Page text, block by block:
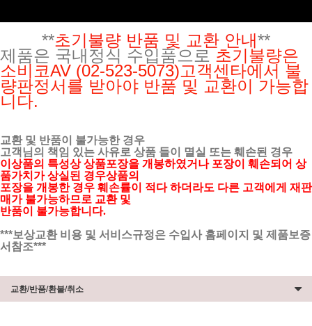
**초기불량 반품 및 교환 안내**
제품은 국내정식 수입품으로 초기불량은
소비코AV (02-523-5073)고객센타에서 불
량판정서를 받아야 반품 및 교환이 가능합
니다.
교환 및 반품이 불가능한 경우
고객님의 책임 있는 사유로 상품 들이 멸실 또는 훼손된 경우
이상품의 특성상 상품포장을 개봉하였거나 포장이 훼손되어 상
품가치가 상실된 경우상품의
포장을 개봉한 경우 훼손률이 적다 하더라도 다른 고객에게 재판
매가 불가능하므로 교환 및
반품이 불가능합니다.
***보상교환 비용 및 서비스규정은 수입사 홈페이지 및 제품보증
서참조***
교환/반품/환불/취소